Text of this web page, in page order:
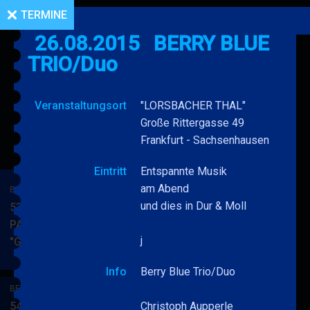
BERRY BLUE & BAND
53. JAZZ Matinee in den
PARKSIDE STUDIOS
"Gypsy Jazz"
&
BERRY BLUE & BAND
54. JAZZ Matinee in den
TERMINE
26.08.2015
BERRY BLUE
TRIO/Duo
Veranstaltungsort
"LORSBACHER THAL"
Große Rittergasse 49
Frankfurt - Sachsenhausen
Eintritt
Entspannte Musik
am Abend
und dies in Dur & Moll
j
Info Berry Blue Trio/Duo
Christoph Aupperle